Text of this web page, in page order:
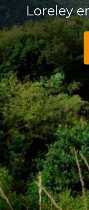
Loreley